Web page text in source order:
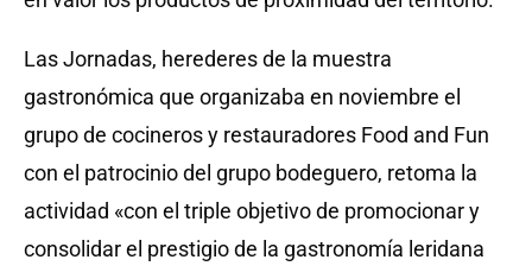
Las Jornadas, herederes de la muestra
gastronómica que organizaba en noviembre el
grupo de cocineros y restauradores Food and Fun
con el patrocinio del grupo bodeguero, retoma la
actividad «con el triple objetivo de promocionar y
consolidar el prestigio de la gastronomía leridana